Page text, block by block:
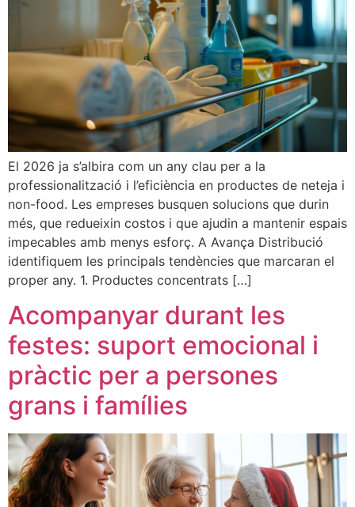
El 2026 ja s’albira com un any clau per a la
professionalització i l’eficiència en productes de neteja i
non-food. Les empreses busquen solucions que durin
més, que redueixin costos i que ajudin a mantenir espais
impecables amb menys esforç. A Avança Distribució
identifiquem les principals tendències que marcaran el
proper any. 1. Productes concentrats […]
Acompanyar durant les
festes: suport emocional i
pràctic per a persones
grans i famílies